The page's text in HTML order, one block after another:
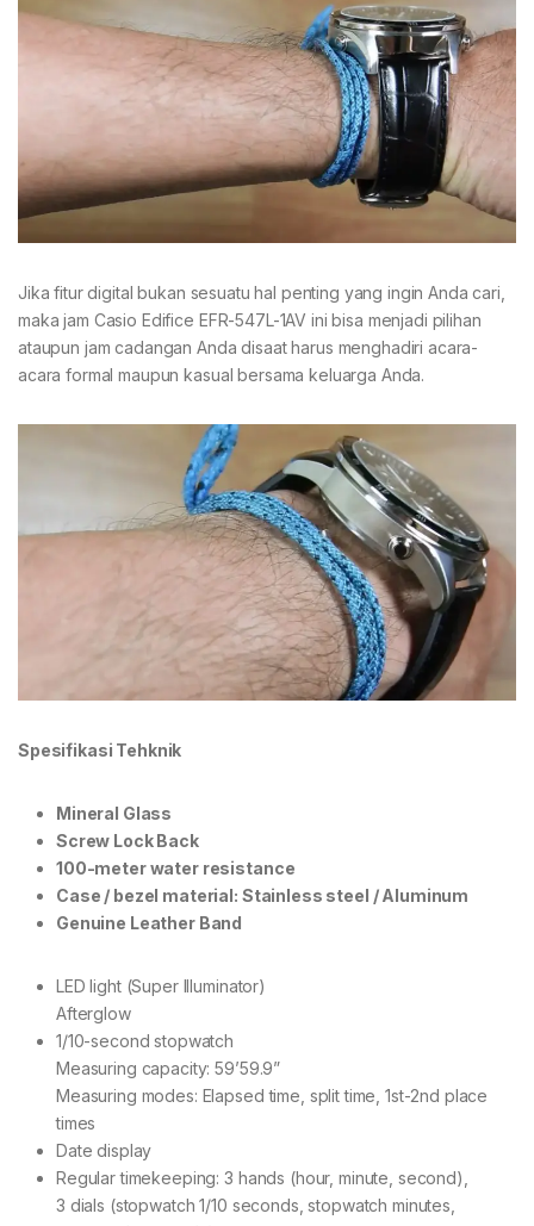
Jika fitur digital bukan sesuatu hal penting yang ingin Anda cari,
maka jam Casio Edifice EFR-547L-1AV ini bisa menjadi pilihan
ataupun jam cadangan Anda disaat harus menghadiri acara-
acara formal maupun kasual bersama keluarga Anda.
Spesifikasi Tehknik
Mineral Glass
Screw Lock Back
100-meter water resistance
Case / bezel material: Stainless steel / Aluminum
Genuine Leather Band
LED light (Super Illuminator)
Afterglow
1/10-second stopwatch
Measuring capacity: 59’59.9”
Measuring modes: Elapsed time, split time, 1st-2nd place
times
Date display
Regular timekeeping: 3 hands (hour, minute, second),
3 dials (stopwatch 1/10 seconds, stopwatch minutes,